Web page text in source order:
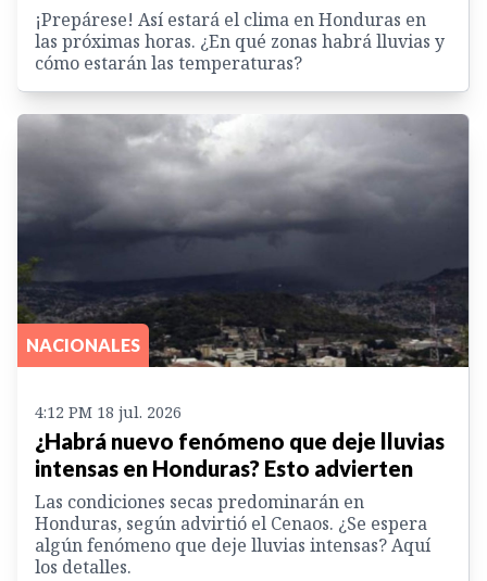
¡Prepárese! Así estará el clima en Honduras en
las próximas horas. ¿En qué zonas habrá lluvias y
cómo estarán las temperaturas?
NACIONALES
4:12 PM 18 jul. 2026
¿Habrá nuevo fenómeno que deje lluvias
intensas en Honduras? Esto advierten
Las condiciones secas predominarán en
Honduras, según advirtió el Cenaos. ¿Se espera
algún fenómeno que deje lluvias intensas? Aquí
los detalles.